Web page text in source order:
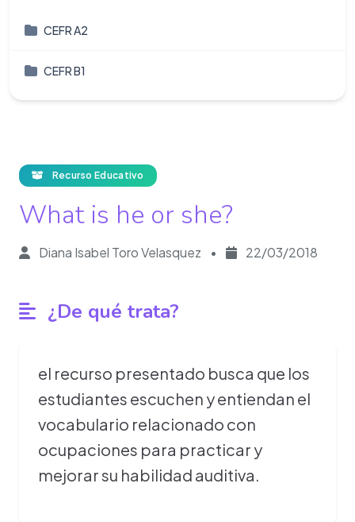
CEFR A2
CEFR B1
Recurso Educativo
What is he or she?
Diana Isabel Toro Velasquez • 22/03/2018
¿De qué trata?
el recurso presentado busca que los
estudiantes escuchen y entiendan el
vocabulario relacionado con
ocupaciones para practicar y
mejorar su habilidad auditiva.